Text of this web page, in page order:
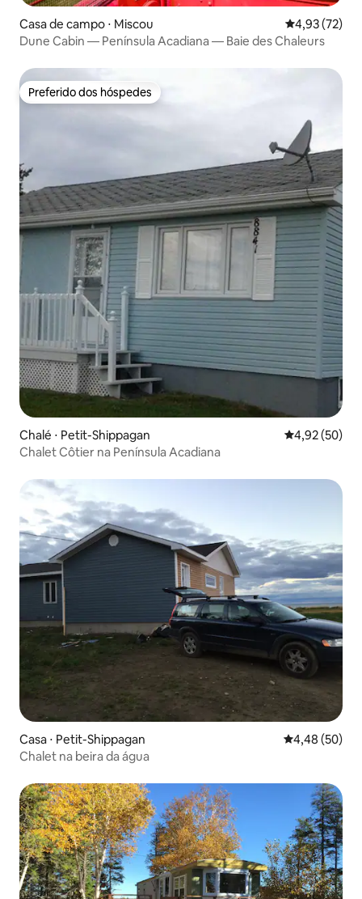
Casa de campo ⋅ Miscou 4,93 de uma
4,93 (72)
Dune Cabin — Península Acadiana — Baie des Chaleurs
Preferido dos hóspedes
Preferido dos hóspedes
Chalé ⋅ Petit-Shippagan 4,92 de uma
4,92 (50)
Chalet Côtier na Península Acadiana
Casa ⋅ Petit-Shippagan 4,48 de uma
4,48 (50)
Chalet na beira da água